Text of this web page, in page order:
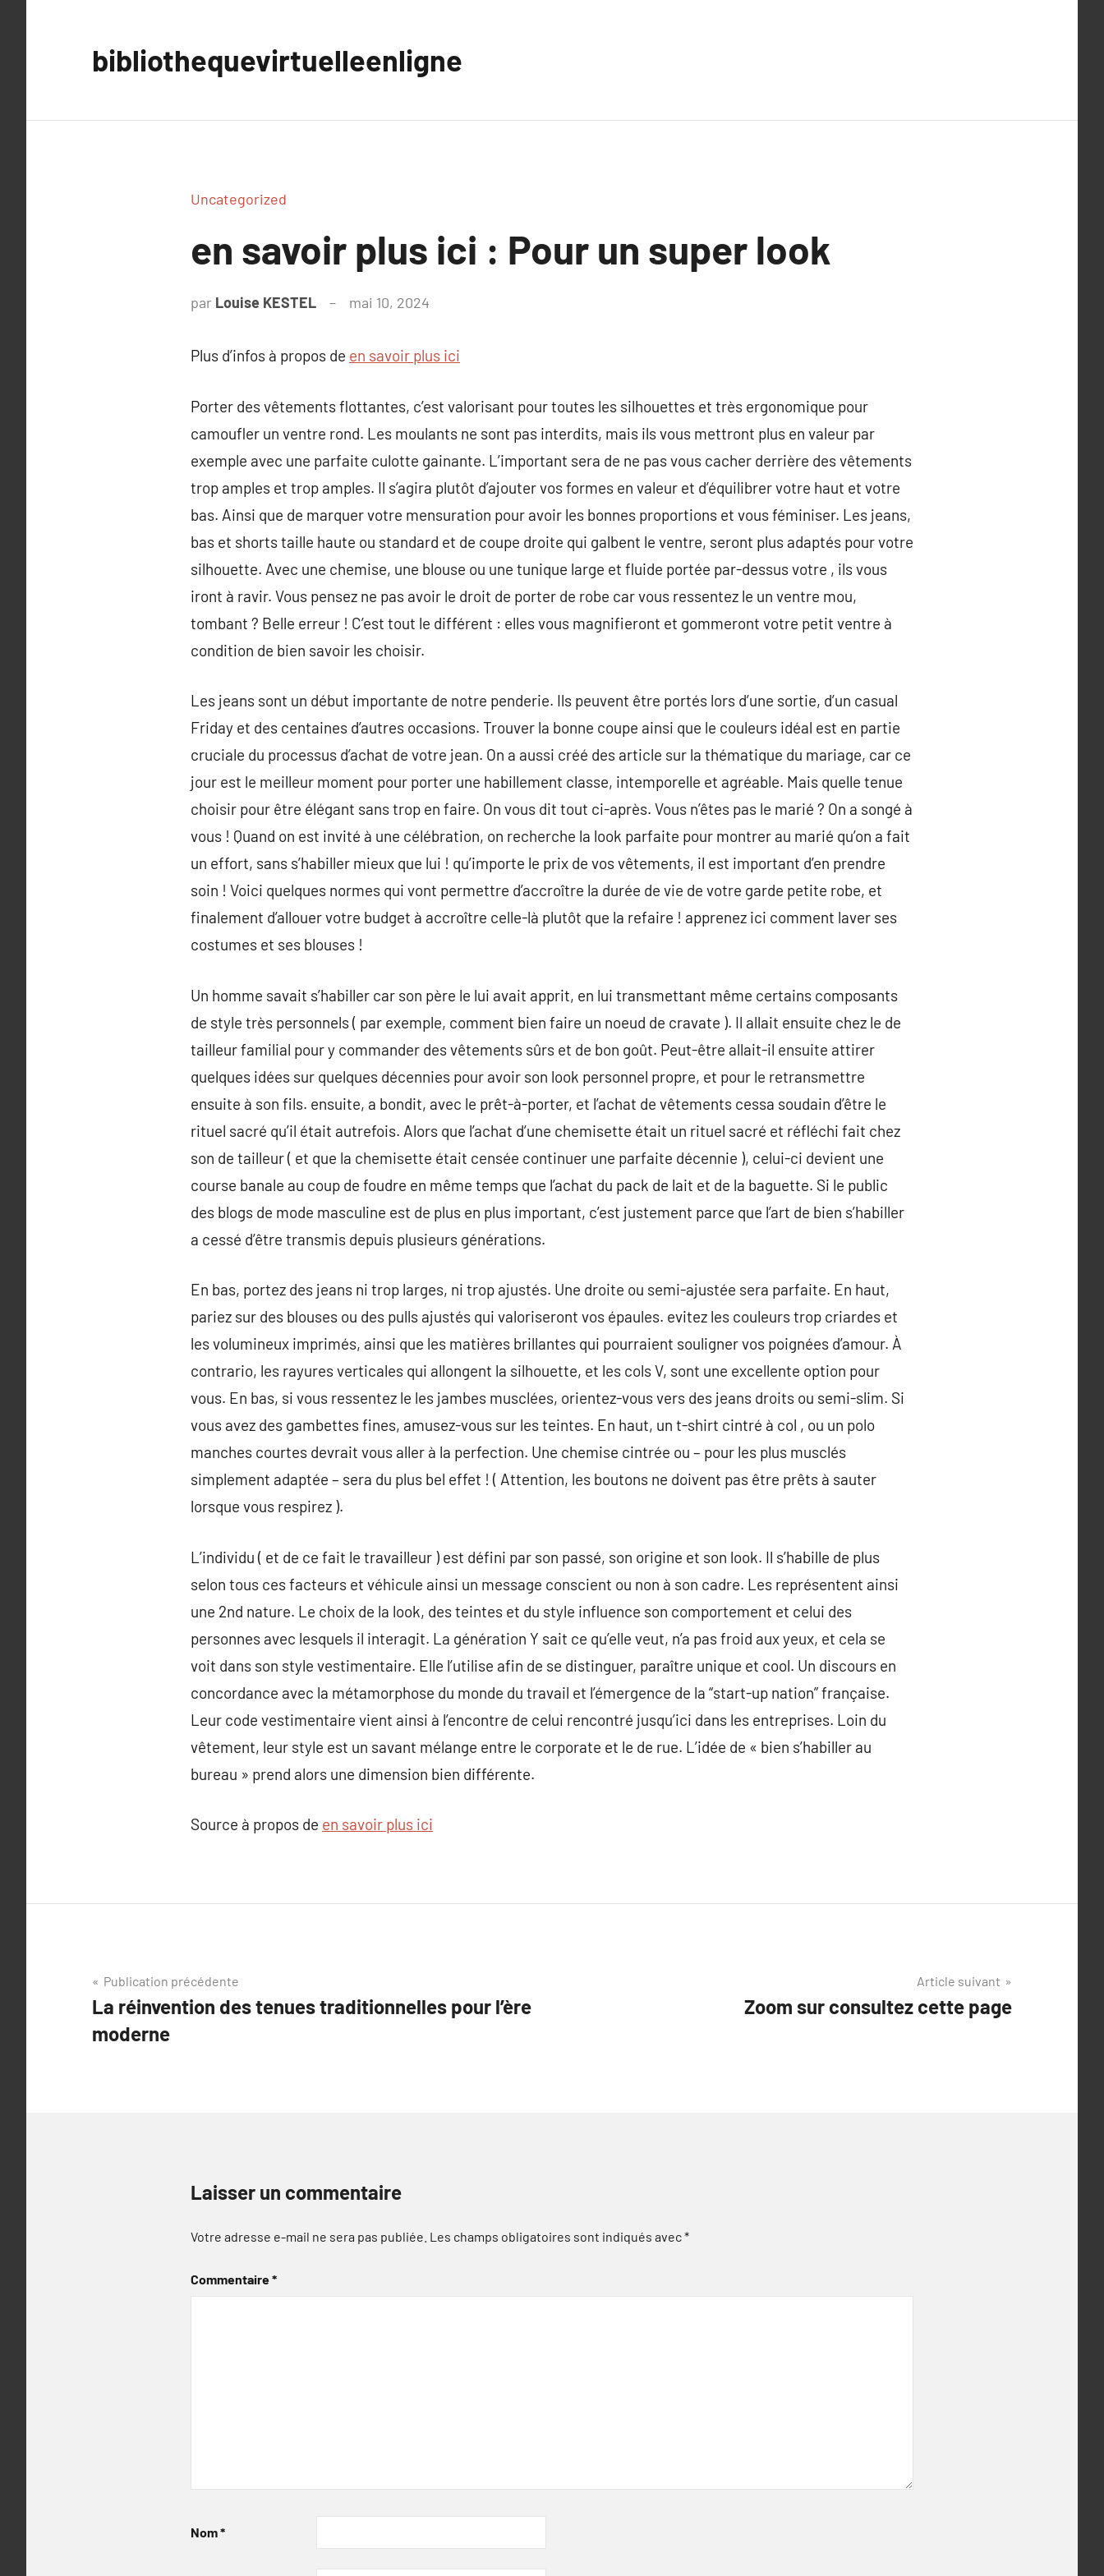
bibliothequevirtuelleenligne
Uncategorized
en savoir plus ici : Pour un super look
par Louise KESTEL mai 10, 2024
Plus d’infos à propos de en savoir plus ici
Porter des vêtements flottantes, c’est valorisant pour toutes les silhouettes et très ergonomique pour
camoufler un ventre rond. Les moulants ne sont pas interdits, mais ils vous mettront plus en valeur par
exemple avec une parfaite culotte gainante. L’important sera de ne pas vous cacher derrière des vêtements
trop amples et trop amples. Il s’agira plutôt d’ajouter vos formes en valeur et d’équilibrer votre haut et votre
bas. Ainsi que de marquer votre mensuration pour avoir les bonnes proportions et vous féminiser. Les jeans,
bas et shorts taille haute ou standard et de coupe droite qui galbent le ventre, seront plus adaptés pour votre
silhouette. Avec une chemise, une blouse ou une tunique large et fluide portée par-dessus votre , ils vous
iront à ravir. Vous pensez ne pas avoir le droit de porter de robe car vous ressentez le un ventre mou,
tombant ? Belle erreur ! C’est tout le différent : elles vous magnifieront et gommeront votre petit ventre à
condition de bien savoir les choisir.
Les jeans sont un début importante de notre penderie. Ils peuvent être portés lors d’une sortie, d’un casual
Friday et des centaines d’autres occasions. Trouver la bonne coupe ainsi que le couleurs idéal est en partie
cruciale du processus d’achat de votre jean. On a aussi créé des article sur la thématique du mariage, car ce
jour est le meilleur moment pour porter une habillement classe, intemporelle et agréable. Mais quelle tenue
choisir pour être élégant sans trop en faire. On vous dit tout ci-après. Vous n’êtes pas le marié ? On a songé à
vous ! Quand on est invité à une célébration, on recherche la look parfaite pour montrer au marié qu’on a fait
un effort, sans s’habiller mieux que lui ! qu’importe le prix de vos vêtements, il est important d’en prendre
soin ! Voici quelques normes qui vont permettre d’accroître la durée de vie de votre garde petite robe, et
finalement d’allouer votre budget à accroître celle-là plutôt que la refaire ! apprenez ici comment laver ses
costumes et ses blouses !
Un homme savait s’habiller car son père le lui avait apprit, en lui transmettant même certains composants
de style très personnels ( par exemple, comment bien faire un noeud de cravate ). Il allait ensuite chez le de
tailleur familial pour y commander des vêtements sûrs et de bon goût. Peut-être allait-il ensuite attirer
quelques idées sur quelques décennies pour avoir son look personnel propre, et pour le retransmettre
ensuite à son fils. ensuite, a bondit, avec le prêt-à-porter, et l’achat de vêtements cessa soudain d’être le
rituel sacré qu’il était autrefois. Alors que l’achat d’une chemisette était un rituel sacré et réfléchi fait chez
son de tailleur ( et que la chemisette était censée continuer une parfaite décennie ), celui-ci devient une
course banale au coup de foudre en même temps que l’achat du pack de lait et de la baguette. Si le public
des blogs de mode masculine est de plus en plus important, c’est justement parce que l’art de bien s’habiller
a cessé d’être transmis depuis plusieurs générations.
En bas, portez des jeans ni trop larges, ni trop ajustés. Une droite ou semi-ajustée sera parfaite. En haut,
pariez sur des blouses ou des pulls ajustés qui valoriseront vos épaules. evitez les couleurs trop criardes et
les volumineux imprimés, ainsi que les matières brillantes qui pourraient souligner vos poignées d’amour. À
contrario, les rayures verticales qui allongent la silhouette, et les cols V, sont une excellente option pour
vous. En bas, si vous ressentez le les jambes musclées, orientez-vous vers des jeans droits ou semi-slim. Si
vous avez des gambettes fines, amusez-vous sur les teintes. En haut, un t-shirt cintré à col , ou un polo
manches courtes devrait vous aller à la perfection. Une chemise cintrée ou – pour les plus musclés
simplement adaptée – sera du plus bel effet ! ( Attention, les boutons ne doivent pas être prêts à sauter
lorsque vous respirez ).
L’individu ( et de ce fait le travailleur ) est défini par son passé, son origine et son look. Il s’habille de plus
selon tous ces facteurs et véhicule ainsi un message conscient ou non à son cadre. Les représentent ainsi
une 2nd nature. Le choix de la look, des teintes et du style influence son comportement et celui des
personnes avec lesquels il interagit. La génération Y sait ce qu’elle veut, n’a pas froid aux yeux, et cela se
voit dans son style vestimentaire. Elle l’utilise afin de se distinguer, paraître unique et cool. Un discours en
concordance avec la métamorphose du monde du travail et l’émergence de la “start-up nation” française.
Leur code vestimentaire vient ainsi à l’encontre de celui rencontré jusqu’ici dans les entreprises. Loin du
vêtement, leur style est un savant mélange entre le corporate et le de rue. L’idée de « bien s’habiller au
bureau » prend alors une dimension bien différente.
Source à propos de en savoir plus ici
Navigation
de
l’article
Publication précédente
La réinvention des tenues traditionnelles pour l’ère
moderne
Article suivant
Zoom sur consultez cette page
Laisser un commentaire
Votre adresse e-mail ne sera pas publiée. Les champs obligatoires sont indiqués avec*
Commentaire*
Nom*